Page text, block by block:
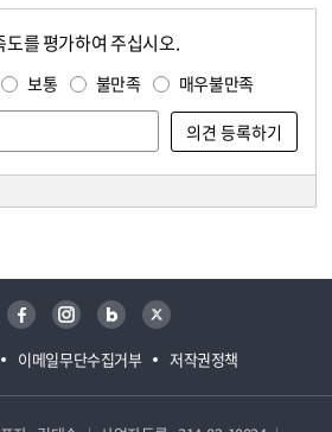
를 평가하여 주십시오.
보통 불만족 매우불만족
이메일무단수집거부 저작권정책
페이스북 인스타그램 블로그 트위터